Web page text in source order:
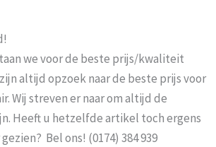
we voor de beste prijs/kwaliteit
altijd opzoek naar de beste prijs voor
Wij streven er naar om altijd de
Heeft u hetzelfde artikel toch ergens
Bel ons! (0174) 384 939